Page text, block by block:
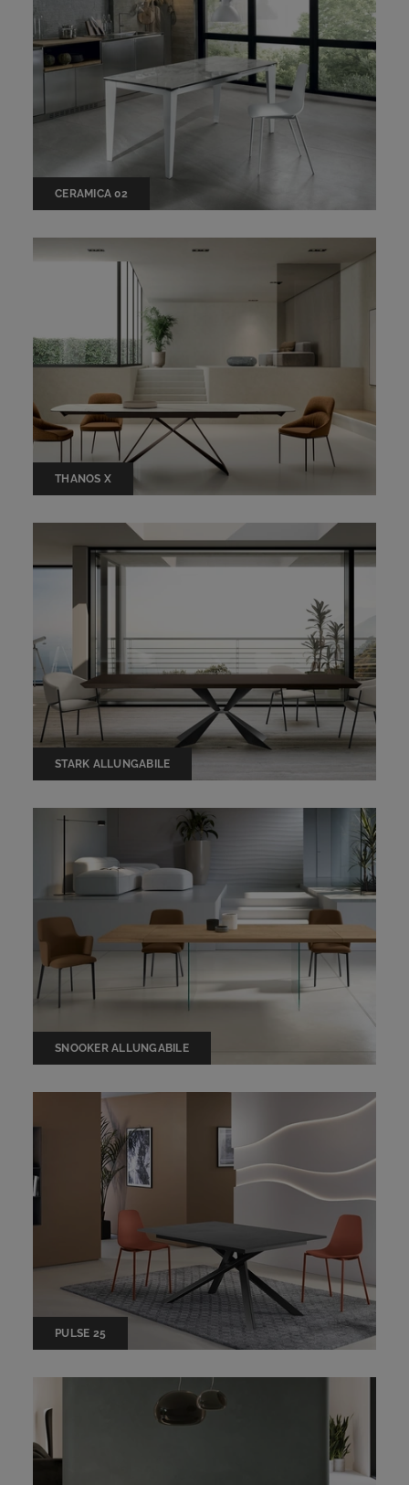
CERAMICA 02
THANOS X
STARK ALLUNGABILE
SNOOKER ALLUNGABILE
PULSE 25